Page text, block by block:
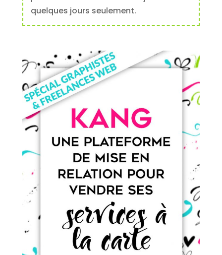
quelques jours seulement.